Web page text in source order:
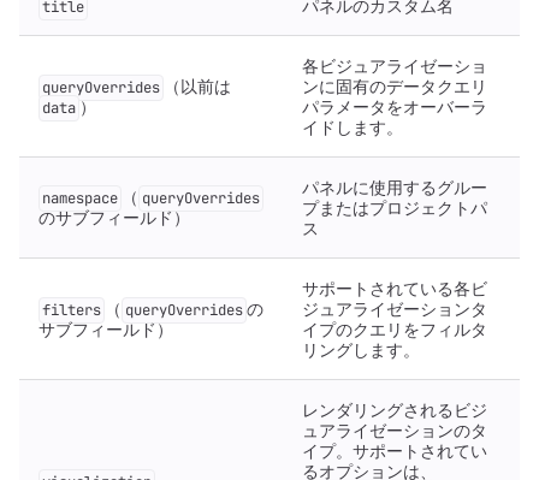
title パネルのカスタム名
queryOverrides （以前は
data ）
各ビジュアライゼーショ
ンに固有のデータクエリ
パラメータをオーバーラ
イドします。
namespace （ queryOverrides
のサブフィールド）
パネルに使用するグルー
プまたはプロジェクトパ
ス
filters （ queryOverridesの
サブフィールド）
サポートされている各ビ
ジュアライゼーションタ
イプのクエリをフィルタ
リングします。
レンダリングされるビジ
ュアライゼーションのタ
イプ。サポートされてい
るオプションは、